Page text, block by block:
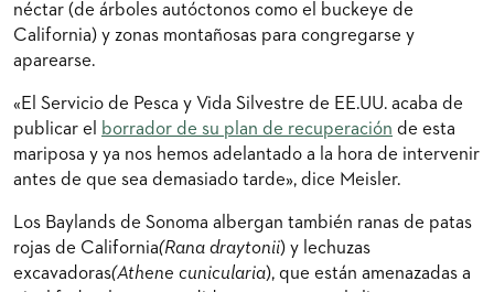
néctar (de árboles autóctonos como el buckeye de
California) y zonas montañosas para congregarse y
aparearse.
«El Servicio de Pesca y Vida Silvestre de EE.UU. acaba de
publicar el
borrador de su plan de recuperación de esta
mariposa y ya nos hemos adelantado a la hora de intervenir
antes de que sea demasiado tarde», dice Meisler.
Los Baylands de Sonoma albergan también ranas de patas
rojas de California(Rana draytonii) y lechuzas
excavadoras(Athene cunicularia), que están amenazadas a